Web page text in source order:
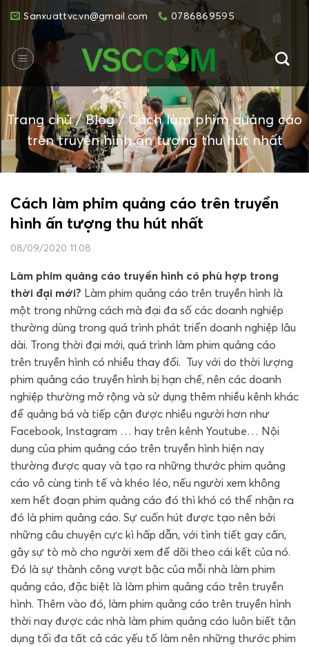
content
Sanxuattvc.vn@gmail.com 0786869595
Trang chủ/Blog/Cách làm phim quảng cáo
trên truyền hình ấn tượng thu hút nhất
Cách làm phim quảng cáo trên truyền
hình ấn tượng thu hút nhất
08/09/2020 11:08
Làm phim quảng cáo truyền hình có phù hợp trong
thời đại mới? Làm phim quảng cáo trên truyền hình là
một trong những cách mà đại đa số các doanh nghiệp
thường dùng trong quá trình phát triển doanh nghiệp lâu
dài. Trong thời đại mới, quá trình làm phim quảng cáo
trên truyền hình có nhiều thay đổi. Tuy với do thời lượng
phim quảng cáo truyền hình bị hạn chế, nên các doanh
nghiệp thường mở rộng và sử dụng thêm nhiều kênh khác
để quảng bá và tiếp cận được nhiều người hơn như
Facebook, Instagram … hay trên kênh Youtube… Nội
dung của phim quảng cáo trên truyền hình hiện nay
thường được quay và tạo ra những thước phim quảng
cáo vô cùng tinh tế và khéo léo, nếu người xem không
xem hết đoạn phim quảng cáo đó thì khó có thể nhận ra
đó là phim quảng cáo. Sự cuốn hút được tạo nên bởi
những câu chuyện cực kì hấp dẫn, với tình tiết gay cấn,
gây sự tò mò cho người xem để dõi theo cái kết của nó.
Đó là sự thành công vượt bậc của mỗi nhà làm phim
quảng cáo, đặc biệt là làm phim quảng cáo trên truyền
hình. Thêm vào đó, làm phim quảng cáo trên truyền hình
thời nay được các nhà làm phim quảng cáo luôn biết tận
dụng tối đa tất cả các yếu tố làm nên những thước phim